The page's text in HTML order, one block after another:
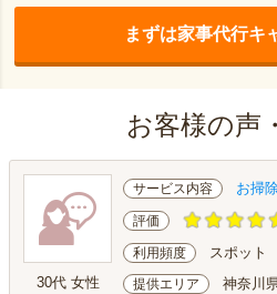
まずは家事代行キ
お客様の声
30代 女性
サービス内容 お掃
評価
利用頻度 スポット
提供エリア 神奈川